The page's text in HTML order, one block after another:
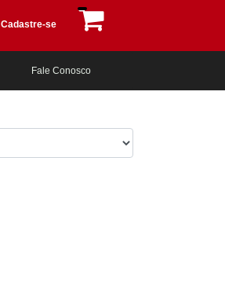
Cadastre-se
Fale Conosco